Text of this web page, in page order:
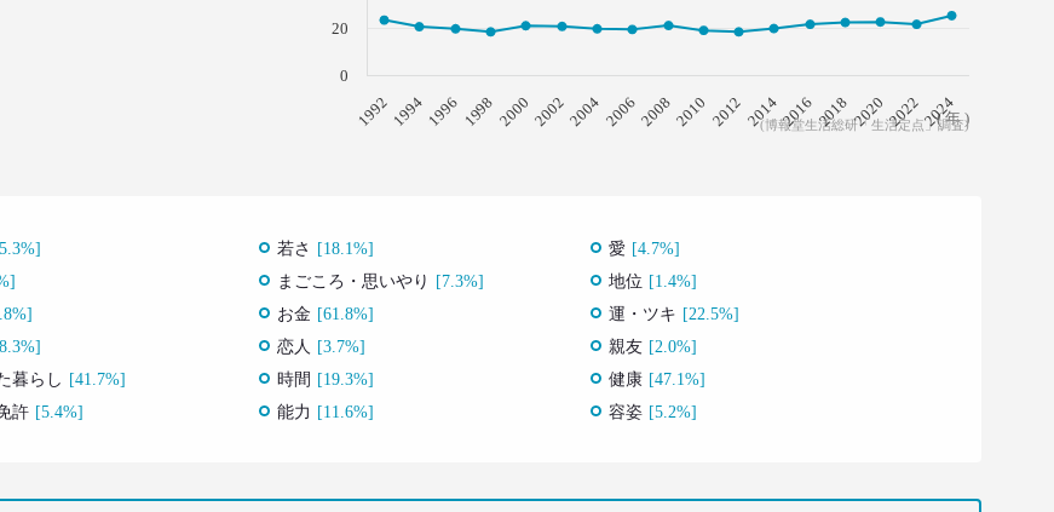
( 年 )
(博報堂生活総研「生活定点」調査)
1992 1994 1996 1998 2000 20022004 200620082010 2012 20142016 2018202020222024
0
20
若さ [18.1%] 愛 [4.7%]
まごころ・思いやり [7.3%] 地位 [1.4%]
お金 [61.8%] 運・ツキ [22.5%]
恋人 [3.7%] 親友 [2.0%]
暮らし
[41.7%] 時間 [19.3%] 健康 [47.1%]
許 [5.4%] 能力 [11.6%] 容姿 [5.2%]